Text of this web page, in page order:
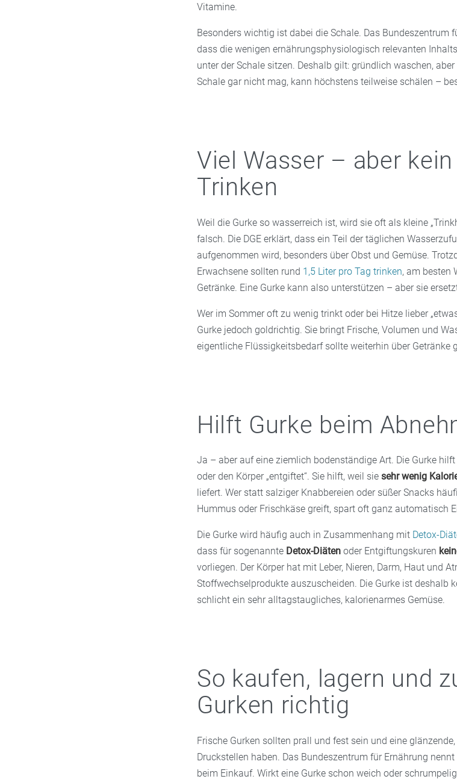
Vitamine.
Besonders wichtig ist dabei die Schale. Das Bundeszentrum
dass die wenigen ernährungsphysiologisch relevanten
unter der Schale sitzen. Deshalb gilt: gründlich waschen,
Schale gar nicht mag, kann höchstens teilweise schälen –
Viel Wasser – aber
Trinken
Weil die Gurke so wasserreich ist, wird sie oft als kleine
falsch. Die DGE erklärt, dass ein Teil der täglichen
aufgenommen wird, besonders über Obst und Gemüse.
Erwachsene sollten rund 1,5 Liter pro Tag trinken, am besten
Getränke. Eine Gurke kann also unterstützen – aber sie
Wer im Sommer oft zu wenig trinkt oder bei Hitze lieber
Gurke jedoch goldrichtig. Sie bringt Frische, Volumen und
eigentliche Flüssigkeitsbedarf sollte weiterhin über Getränke
Hilft Gurke beim
Ja – aber auf eine ziemlich bodenständige Art. Die Gurke
oder den Körper „entgiftet“. Sie hilft, weil sie sehr wenig
liefert. Wer statt salziger Knabbereien oder süßer Snacks
Hummus oder Frischkäse greift, spart oft ganz automatisch
Die Gurke wird häufig auch in Zusammenhang mit Detox-
dass für sogenannte Detox-Diätenoder Entgiftungskuren
vorliegen. Der Körper hat mit Leber, Nieren, Darm, Haut und
Stoffwechselprodukte auszuscheiden. Die Gurke ist deshalb
schlicht ein sehr alltagstaugliches, kalorienarmes Gemüse.
So kaufen, lagern und
Gurken richtig
Frische Gurken sollten prall und fest sein und eine
Druckstellen haben. Das Bundeszentrum für Ernährung
beim Einkauf. Wirkt eine Gurke schon weich oder